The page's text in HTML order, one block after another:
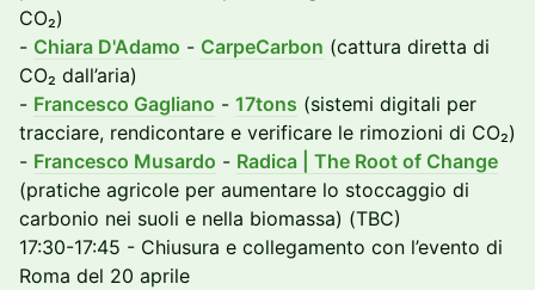
CO₂)
- Chiara D'Adamo - CarpeCarbon (cattura diretta di
CO₂ dall’aria)
- Francesco Gagliano - 17tons (sistemi digitali per
tracciare, rendicontare e verificare le rimozioni di CO₂)
- Francesco Musardo - Radica | The Root of Change
(pratiche agricole per aumentare lo stoccaggio di
carbonio nei suoli e nella biomassa) (TBC)
17:30-17:45 - Chiusura e collegamento con l’evento di
Roma del 20 aprile